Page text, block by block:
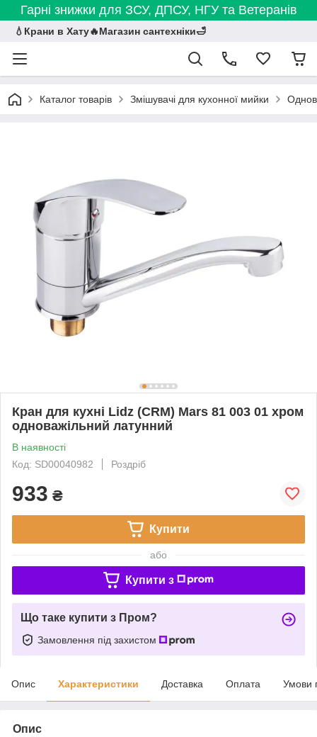
Гарні знижки для ЗСУ, ДПСУ, НГУ та Ветеранів
💧Крани в Хату🔥Магазин сантехніки🛁
Каталог товарів Змішувачі для кухонної мийки
Кран для кухні Lidz (CRM) Mars 81 003 01 хром
одноважільний латунний
В наявності
Код: SD00040982
Роздріб
933 ₴
Купити
або
Купити з
Що таке купити з Пром?
Замовлення під захистом
Опис Характеристики Доставка Оплата Умови
Опис